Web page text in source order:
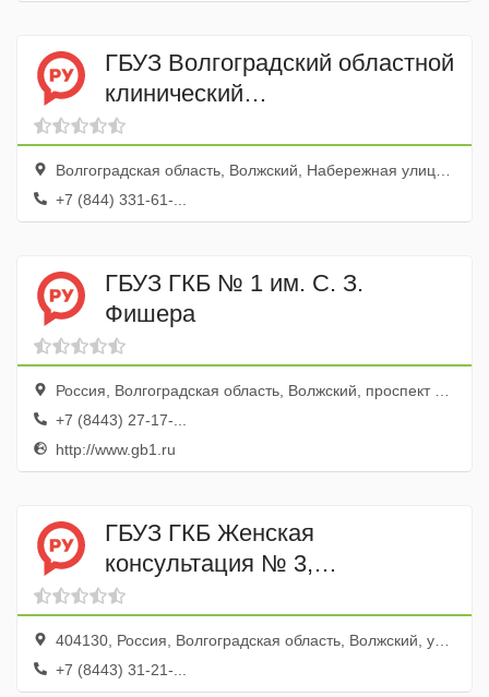
ГБУЗ Волгоградский областной
клинический
противотуберкулезный
диспансер Структурное
подразделение № 4
Волгоградская область, Волжский, Набережная улица, 55
+7 (844) 331-61-...
ГБУЗ ГКБ № 1 им. С. З.
Фишера
Россия, Волгоградская область, Волжский, проспект Ленина, 137
+7 (8443) 27-17-...
http://www.gb1.ru
ГБУЗ ГКБ Женская
консультация № 3,
поликлиника № 1
404130, Россия, Волгоградская область, Волжский, улица Свердлова, 36
+7 (8443) 31-21-...